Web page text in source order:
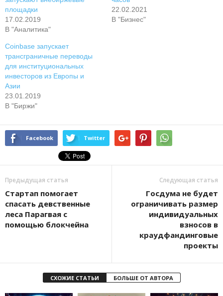
площадки
17.02.2019
В "Аналитика"
22.02.2021
В "Бизнес"
Coinbase запускает
трансграничные переводы
для институциональных
инвесторов из Европы и
Азии
23.01.2019
В "Биржи"
Facebook Twitter
Предыдущая статья
Стартап помогает
спасать девственные
леса Парагвая с
помощью блокчейна
Следующая статья
Госдума не будет
ограничивать размер
индивидуальных
взносов в
краудфандинговые
проекты
СХОЖИЕ СТАТЬИ БОЛЬШЕ ОТ АВТОРА